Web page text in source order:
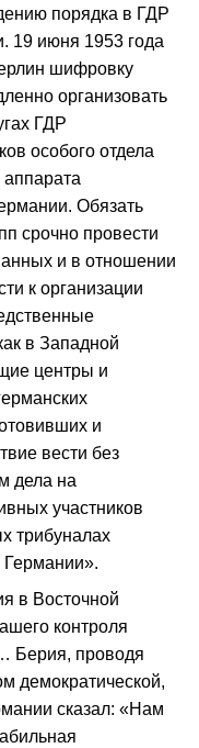
порядка в ГДР
19 июня 1953 года
шифровку
организовать
ГДР
особого отдела
аппарата
Обязать
срочно провести
и в отношении
к организации
в Западной
центры и
и
вести без
дела на
участников
трибуналах
Германии».
в Восточной
контроля
Берия, проводя
демократической,
сказал: «Нам